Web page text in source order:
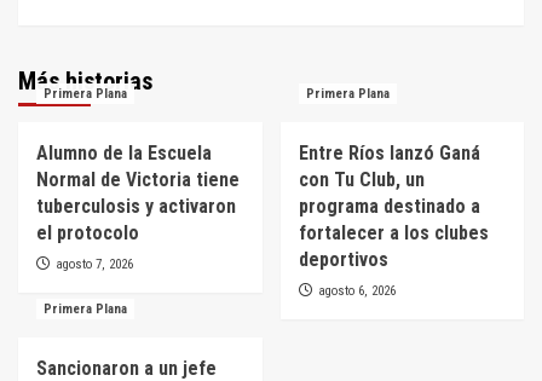
Más historias
Primera Plana
Alumno de la Escuela
Normal de Victoria tiene
tuberculosis y activaron
el protocolo
agosto 7, 2026
Primera Plana
Entre Ríos lanzó Ganá
con Tu Club, un
programa destinado a
fortalecer a los clubes
deportivos
agosto 6, 2026
Primera Plana
Sancionaron a un jefe